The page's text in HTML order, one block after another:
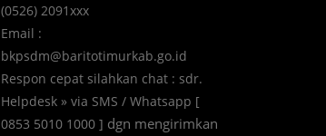
(0526) 2091xxx
Email :
bkpsdm@baritotimurkab.go.id
Respon cepat silahkan chat : sdr.
Helpdesk » via SMS / Whatsapp [
0853 5010 1000 ] dgn mengirimkan